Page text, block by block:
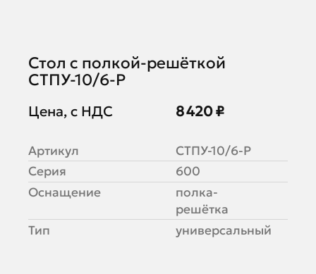
Стол с полкой-решёткой
СТПУ-10/6-Р
Цена, с НДС 8 420 ₽
Артикул
СТПУ-10/6-Р
Серия
600
Оснащение
полка-
решётка
Тип
универсальный